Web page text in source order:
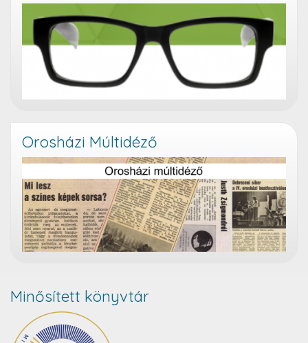
Orosházi Múltidéző
Minősített könyvtár